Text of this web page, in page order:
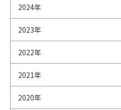
2024年
2023年
2022年
2021年
2020年